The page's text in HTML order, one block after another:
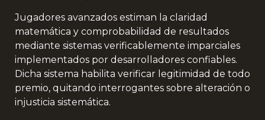
Jugadores avanzados estiman la claridad
matemática y comprobabilidad de resultados
mediante sistemas verificablemente imparciales
implementados por desarrolladores confiables.
Dicha sistema habilita verificar legitimidad de todo
premio, quitando interrogantes sobre alteración o
injusticia sistemática.